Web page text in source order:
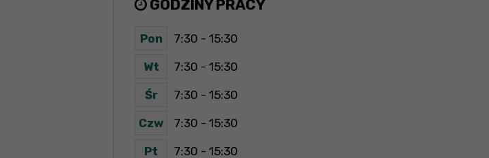
GODZINY PRACY
Pon 7:30 - 15:30
Wt 7:30 - 15:30
Śr 7:30 - 15:30
Czw 7:30 - 15:30
Pt 7:30 - 15:30